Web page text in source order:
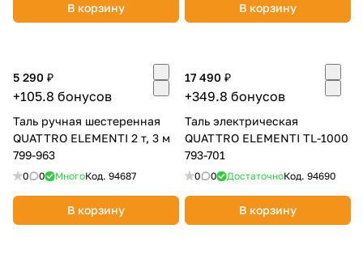
В корзину В корзину
5 290 ₽
+105.8 бонусов
Таль ручная шестеренная
QUATTRO ELEMENTI 2 т, 3 м
799-963
0 0 МногоКод. 94687
В корзину
17 490 ₽
+349.8 бонусов
Таль электрическая
QUATTRO ELEMENTI TL-1000
793-701
0 0 ДостаточноКод. 94690
В корзину